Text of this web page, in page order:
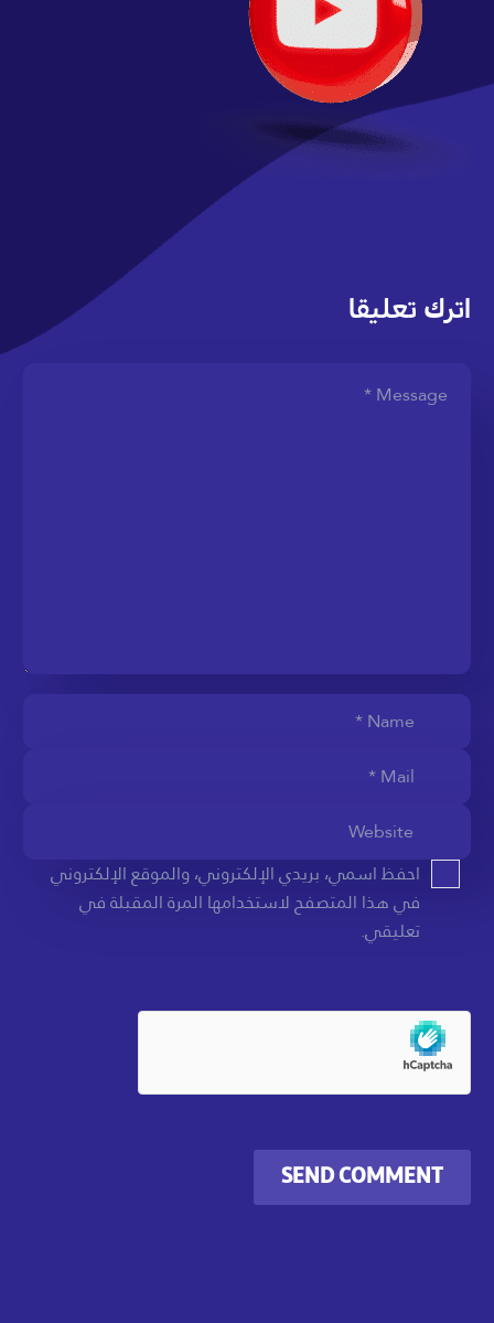
اترك تعليقا
احفظ اسمي، بريدي الإلكتروني، والموقع الإلكتروني
في هذا المتصفح لاستخدامها المرة المقبلة في
تعليقي.
SEND COMMENT